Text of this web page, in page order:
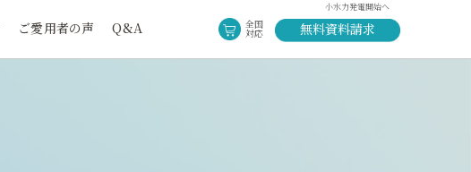
小水力発電開始へ
ご愛用者の声 Q&A 全国
対応 無料資料請求